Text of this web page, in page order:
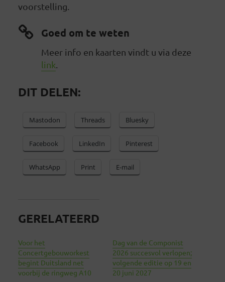
voorstelling.
Goed om te weten
Meer info en kaarten vindt u via deze
link
DIT DELEN:
Mastodon Threads Bluesky
Facebook LinkedIn Pinterest
WhatsApp Print E-mail
GERELATEERD
Voor het
Concertgebouworkest
begint Duitsland net
voorbij de ringweg A10
Dag van de Componist
2026 succesvol verlopen;
volgende editie op 19 en
20 juni 2027